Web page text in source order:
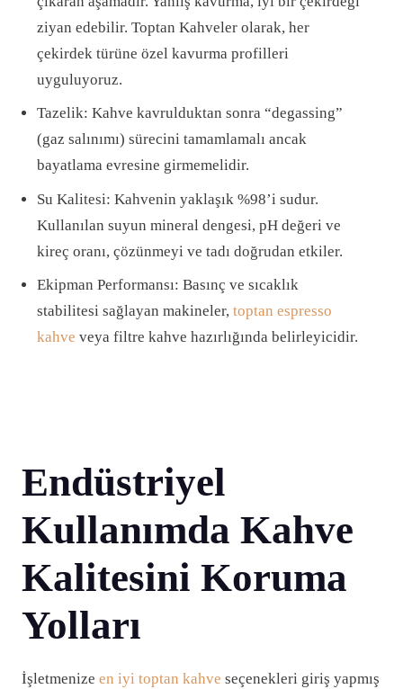
ziyan edebilir. Toptan Kahveler olarak, her
çekirdek türüne özel kavurma profilleri
uyguluyoruz.
Tazelik: Kahve kavrulduktan sonra “degassing”
(gaz salınımı) sürecini tamamlamalı ancak
bayatlama evresine girmemelidir.
Su Kalitesi: Kahvenin yaklaşık %98’i sudur.
Kullanılan suyun mineral dengesi, pH değeri ve
kireç oranı, çözünmeyi ve tadı doğrudan etkiler.
Ekipman Performansı: Basınç ve sıcaklık
stabilitesi sağlayan makineler, toptan espresso
kahve veya filtre kahve hazırlığında belirleyicidir.
Endüstriyel
Kullanımda Kahve
Kalitesini Koruma
Yolları
İşletmenize en iyi toptan kahve seçenekleri giriş yapmış